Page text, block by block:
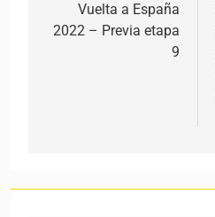
Vuelta a España
2022 – Previa etapa
9